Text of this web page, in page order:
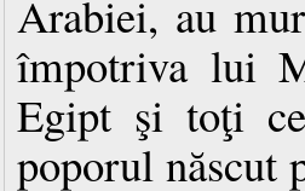
Arabiei, au
împotriva lui
Egipt şi toţi
poporul născut